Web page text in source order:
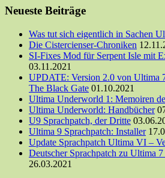
Neueste Beiträge
Was tut sich eigentlich in Sachen
Die Cistercienser-Chroniken
SI-Fixes Mod für Serpent Isle mit
03.11.2021
UPDATE: Version 2.0 von Ultima
The Black Gate 01.10.2021
Ultima Underworld 1: Memoiren
Ultima Underworld: Handbücher
U9 Sprachpatch, der Dritte
Ultima 9 Sprachpatch: Installer
Update Sprachpatch Ultima VI –
Deutscher Sprachpatch zu Ultima
26.03.2021